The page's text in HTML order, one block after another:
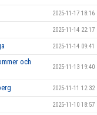
2025-11-17 18:16
2025-11-14 22:17
2025-11-14 09:41
och
2025-11-13 19:40
2025-11-11 12:32
2025-11-10 18:57